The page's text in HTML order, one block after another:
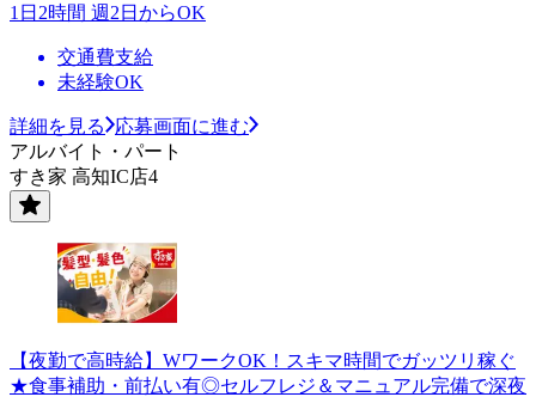
1日2時間 週2日からOK
交通費支給
未経験OK
詳細を見る
応募画面に進む
アルバイト・パート
すき家 高知IC店4
【夜勤で高時給】WワークOK！スキマ時間でガッツリ稼ぐ
★食事補助・前払い有◎セルフレジ＆マニュアル完備で深夜